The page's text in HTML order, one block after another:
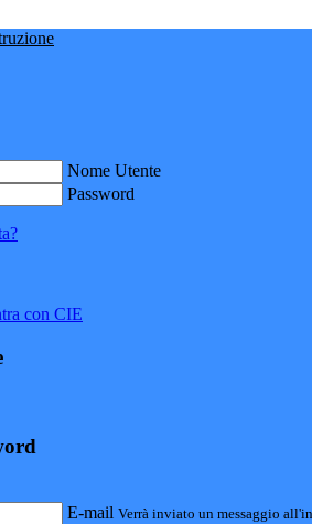
Nome Utente
Password
con CIE
E-mail Verrà inviato un messaggio